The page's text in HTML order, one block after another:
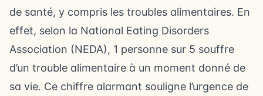
de santé, y compris les troubles alimentaires. En
effet, selon la National Eating Disorders
Association (NEDA), 1 personne sur 5 souffre
d’un trouble alimentaire à un moment donné de
sa vie. Ce chiffre alarmant souligne l’urgence de